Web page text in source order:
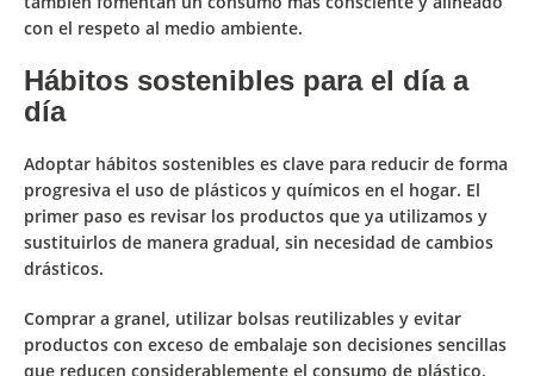
con el respeto al medio ambiente.
Hábitos sostenibles para el día a
día
Adoptar hábitos sostenibles es clave para reducir de forma
progresiva el uso de plásticos y químicos en el hogar. El
primer paso es revisar los productos que ya utilizamos y
sustituirlos de manera gradual, sin necesidad de cambios
drásticos.
Comprar a granel, utilizar bolsas reutilizables y evitar
productos con exceso de embalaje son decisiones sencillas
que reducen considerablemente el consumo de plástico.